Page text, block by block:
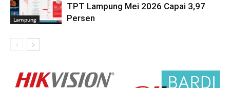
Lampung
TPT Lampung Mei 2026 Capai 3,97
Persen